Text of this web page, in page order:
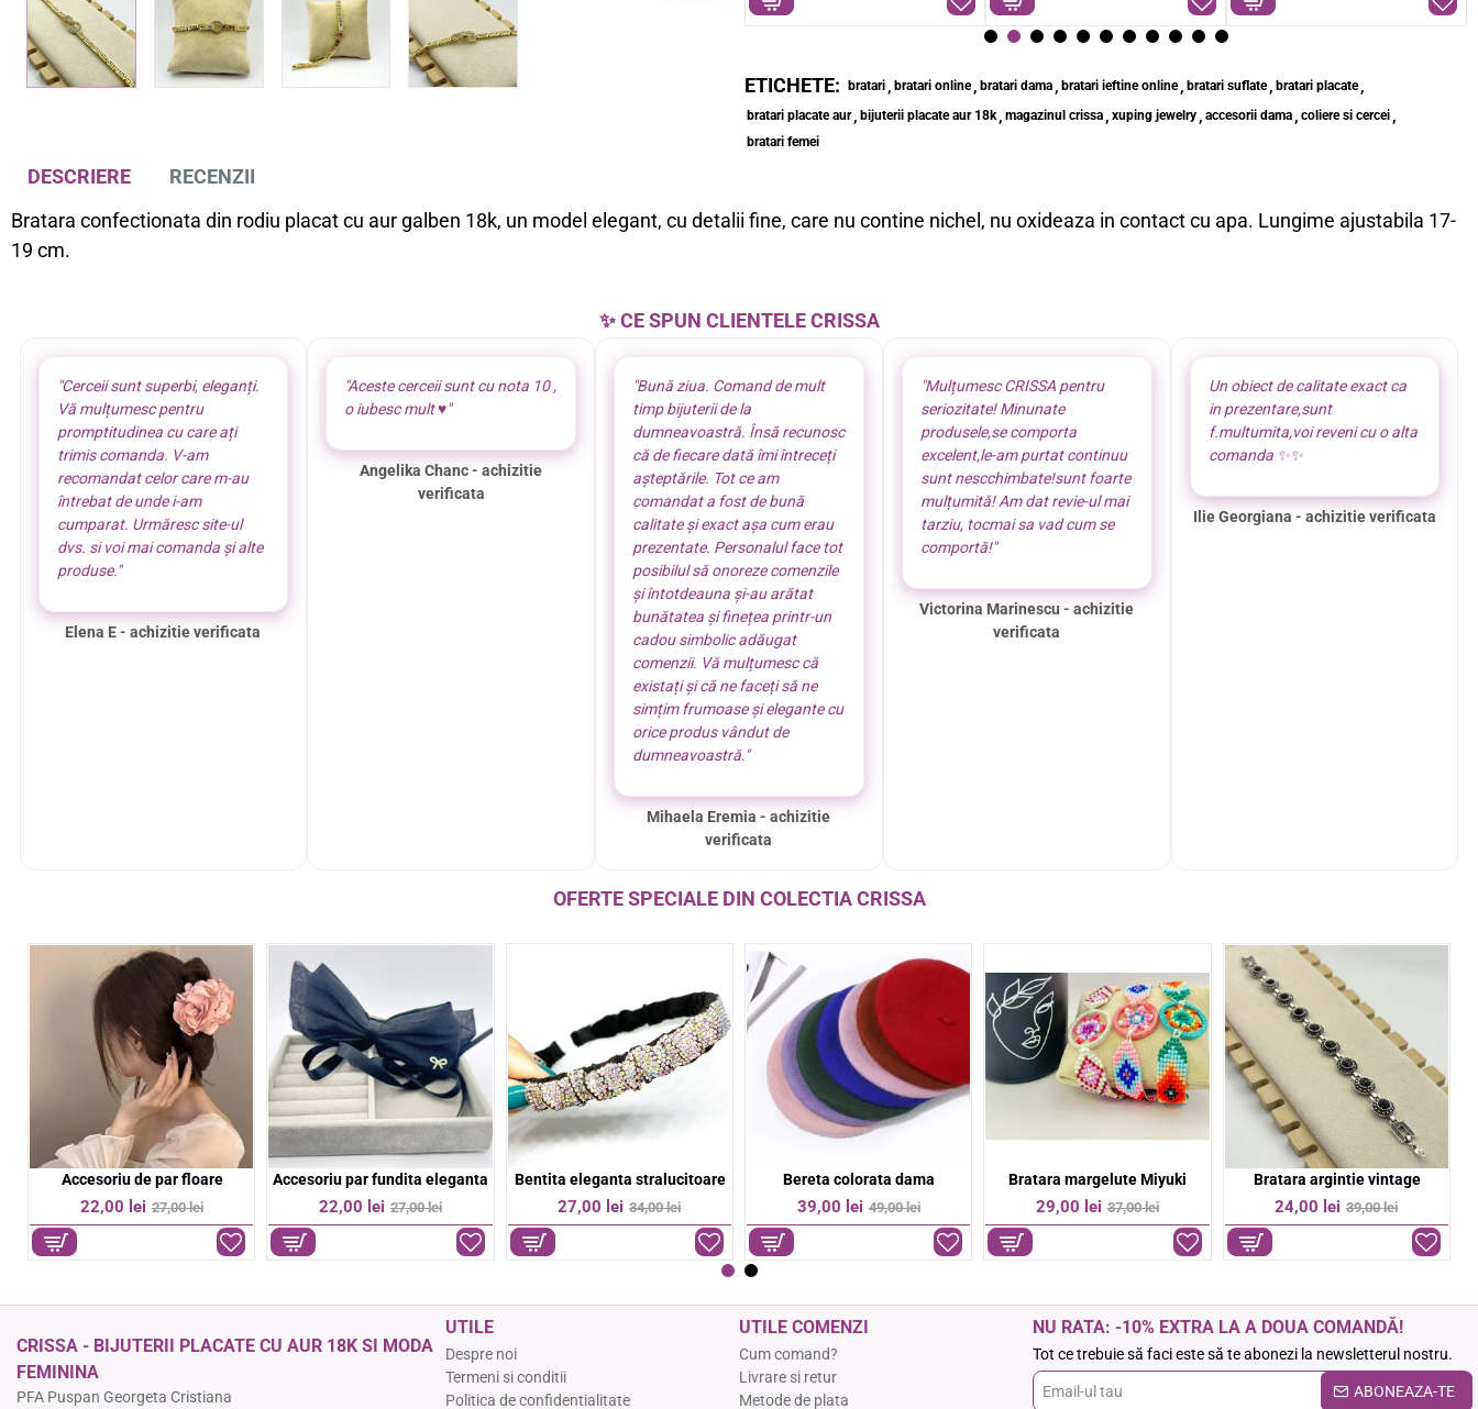
ETICHETE: bratari , bratari online , bratari dama , bratari ieftine online , bratari suflate , bratari placate ,
bratari placate aur , bijuterii placate aur 18k , magazinul crissa , xuping jewelry , accesorii dama , coliere si cercei ,
bratari femei
DESCRIERE
RECENZII
Bratara confectionata din rodiu placat cu aur galben 18k, un model elegant, cu detalii fine, care nu contine nichel, nu oxideaza in contact cu apa. Lungime ajustabila 17-
19 cm.
✨ CE SPUN CLIENTELE CRISSA
"Cerceii sunt superbi, eleganți.
Vă mulțumesc pentru
promptitudinea cu care ați
trimis comanda. V-am
recomandat celor care m-au
întrebat de unde i-am
cumparat. Urmăresc site-ul
dvs. si voi mai comanda și alte
produse."
Elena E - achizitie verificata
"Aceste cerceii sunt cu nota 10 ,
o iubesc mult ♥️"
Angelika Chanc - achizitie
verificata
"Bună ziua. Comand de mult
timp bijuterii de la
dumneavoastră. Însă recunosc
că de fiecare dată îmi întreceți
așteptările. Tot ce am
comandat a fost de bună
calitate și exact așa cum erau
prezentate. Personalul face tot
posibilul să onoreze comenzile
și întotdeauna și-au arătat
bunătatea și finețea printr-un
cadou simbolic adăugat
comenzii. Vă mulțumesc că
existați și că ne faceți să ne
simțim frumoase și elegante cu
orice produs vândut de
dumneavoastră."
Mihaela Eremia - achizitie
verificata
"Mulțumesc CRISSA pentru
seriozitate! Minunate
produsele,se comporta
excelent,le-am purtat continuu
sunt nescchimbate!sunt foarte
mulțumită! Am dat revie-ul mai
tarziu, tocmai sa vad cum se
comportă!"
Victorina Marinescu - achizitie
verificata
Un obiect de calitate exact ca
in prezentare,sunt
f.multumita,voi reveni cu o alta
comanda ✨️✨️
Ilie Georgiana - achizitie verificata
OFERTE SPECIALE DIN COLECTIA CRISSA
-11%
Bratara aurie pe snur negru
39,00 lei 44,00 lei
-36%
Bratara colorata elastica
9,00 lei 14,00 lei
-36%
Bratara colorata margelute fine
9,00 lei 14,00 lei
-17%
Bratara colorata otel inoxidabil
74,00 lei 89,00 lei
-50%
Bratara colorata pe snur
6,00 lei 12,00 lei
-14%
Bratara Cruce otel inoxidabil
37,00 lei 43,00 lei
CRISSA - BIJUTERII PLACATE CU AUR 18K SI MODA
FEMININA
PFA Puspan Georgeta Cristiana
UTILE
Despre noi
Termeni si conditii
Politica de confidentialitate
UTILE COMENZI
Cum comand?
Livrare si retur
Metode de plata
NU RATA: -10% EXTRA LA A DOUA COMANDĂ!
Tot ce trebuie să faci este să te abonezi la newsletterul nostru.
Email-
ABONEAZA-TE